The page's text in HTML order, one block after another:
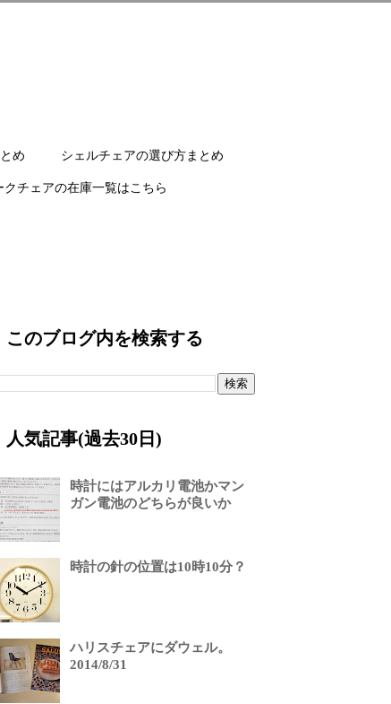
め シェルチェアの選び方まとめ
チェアの在庫一覧はこちら
このブログ内を検索する
人気記事(過去30日)
時計にはアルカリ電池かマン
ガン電池のどちらが良いか
時計の針の位置は10時10分？
ハリスチェアにダウェル。
2014/8/31